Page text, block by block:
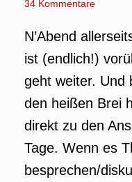
34 Kommentare
N’Abend
ist (endlich!)
geht weiter. Und
den heißen Brei
direkt zu den
Tage. Wenn es
besprechen/